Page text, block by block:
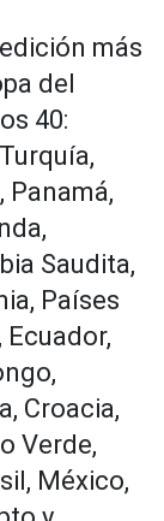
más
del
40:
Panamá,
Saudita,
Países
Ecuador,
Croacia,
Verde,
México,